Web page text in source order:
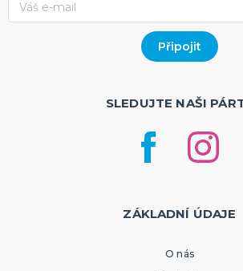
SLEDUJTE NAŠI
ZÁKLADNÍ ÚDAJE
O nás